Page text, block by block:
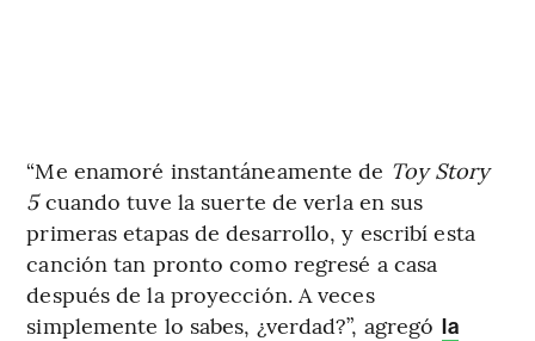
“Me enamoré instantáneamente de Toy Story
5cuando tuve la suerte de verla en sus
primeras etapas de desarrollo, y escribí esta
canción tan pronto como regresé a casa
después de la proyección. A veces
simplemente lo sabes, ¿verdad?”, agregó la